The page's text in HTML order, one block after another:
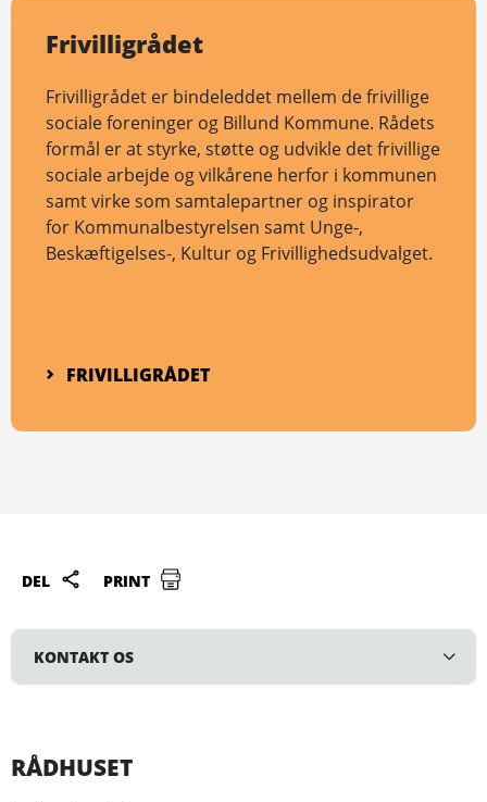
Frivilligrådet
Frivilligrådet er bindeleddet mellem de frivillige
sociale foreninger og Billund Kommune. Rådets
formål er at styrke, støtte og udvikle det frivillige
sociale arbejde og vilkårene herfor i kommunen
samt virke som samtalepartner og inspirator
for Kommunalbestyrelsen samt Unge-,
Beskæftigelses-, Kultur og Frivillighedsudvalget.
FRIVILLIGRÅDET
DEL PRINT
KONTAKT OS
RÅDHUSET